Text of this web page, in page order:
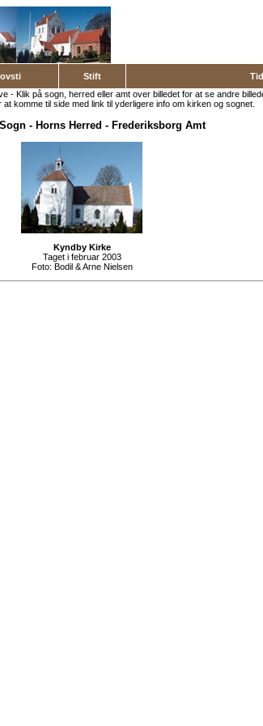
Stift
- Klik på sogn, herred eller amt over billedet for at se andre
komme til side med link til yderligere info om kirken og sognet.
- Horns Herred - Frederiksborg Amt
Kyndby Kirke
Taget i februar 2003
Foto: Bodil & Arne Nielsen